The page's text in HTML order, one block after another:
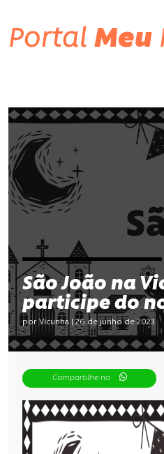
Portal Meu
São João na
participe do
por Vicunha | 26 de junho de 2023
Compartilhe no